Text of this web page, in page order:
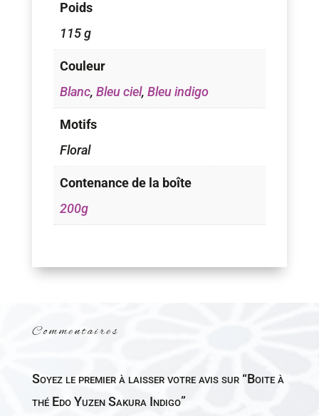
Poids
115 g
Couleur
Blanc, Bleu ciel, Bleu indigo
Motifs
Floral
Contenance de la boîte
200g
Commentaires
Soyez le premier à laisser votre avis sur “Boite à
thé Edo Yuzen Sakura Indigo”